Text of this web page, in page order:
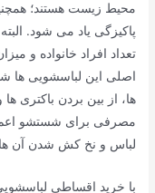
محیط زیست هستند؛
پاکیزگی یاد می شود.
تعداد افراد خانواده و
اصلی این لباسشویی ها
ها، از بین بردن باکتری
مصرفی برای شستشو اعم
لباس و نخ کش شدن آن
با خرید اقساطی